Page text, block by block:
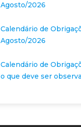
Agosto/2026
Calendário de
Agosto/2026
Calendário de
o que deve ser